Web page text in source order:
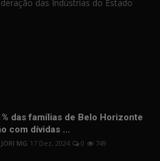
das Indústrias do Estado
das famílias de Belo Horizonte
com dívidas ...
MG 17 Dez, 2024 0 749